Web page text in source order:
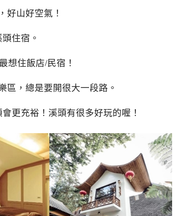
好山好空氣！
住宿。
想住飯店/民宿！
區，總是要開很大一段路。
更充裕！溪頭有很多好玩的喔！